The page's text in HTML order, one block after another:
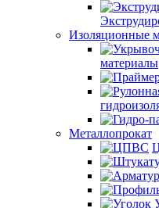
Изоляционные
материалы
Металлопрокат